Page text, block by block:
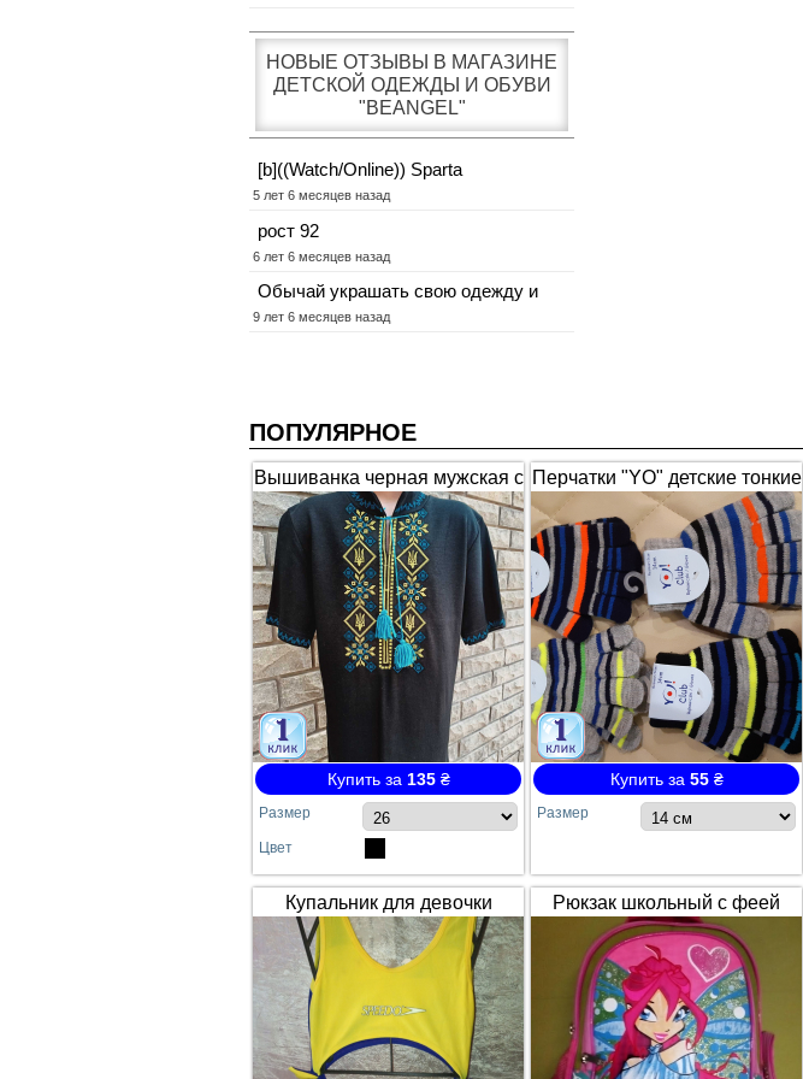
НОВЫЕ ОТЗЫВЫ В МАГАЗИНЕ
ДЕТСКОЙ ОДЕЖДЫ И ОБУВИ
"BEANGEL"
[b]((Watch/Online)) Sparta
5 лет 6 месяцев назад
рост 92
6 лет 6 месяцев назад
Обычай украшать свою одежду и
9 лет 6 месяцев назад
ПОПУЛЯРНОЕ
Вышиванка черная мужская с
коротким рукавом "Гербы"
Купить за 135₴
Размер
Цвет
Перчатки "YO" детские тонкие
полосатые
Купить за 55₴
Размер
Купальник для девочки
SPEEDO жёлто-синий
сдельный №64
Рюкзак школьный с феей
Winx / Винкс